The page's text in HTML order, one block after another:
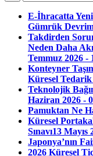
E-İhracatta
Gümrük
Takdirden
Neden Daha
Temmuz 2026 -
Konteyner
Küresel
Teknolojik
Haziran 2026 -
Pamuktan Ne
Küresel
Sınavı13 Mayıs
Japonya’nın
2026 Küresel